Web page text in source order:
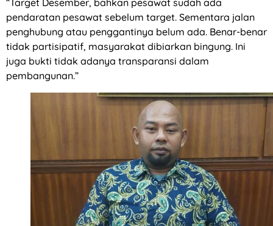
pendaratan pesawat sebelum target. Sementara jalan
penghubung atau penggantinya belum ada. Benar-benar
tidak partisipatif, masyarakat dibiarkan bingung. Ini
juga bukti tidak adanya transparansi dalam
pembangunan.”